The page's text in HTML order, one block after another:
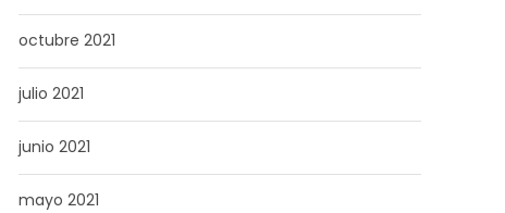
octubre 2021
julio 2021
junio 2021
mayo 2021